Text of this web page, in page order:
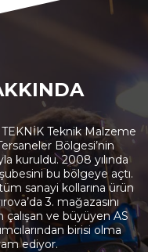
Teknik Malzeme
Bölgesi’nin
kuruldu. 2008 yılında
bu bölgeye açtı.
sanayi kollarına ürün
3. mağazasını
çalışan ve büyüyen AS
birisi olma
ediyor.